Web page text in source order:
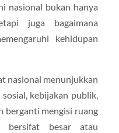
nasional bukan hanya
juga bagaimana
kehidupan
nasional menunjukkan
kebijakan publik,
berganti mengisi ruang
bersifat besar atau